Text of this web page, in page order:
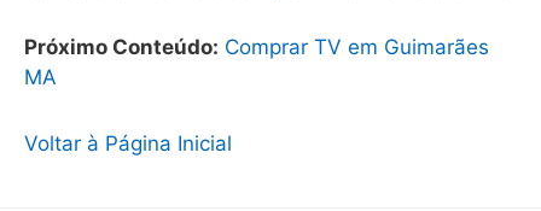
Próximo Conteúdo: Comprar TV em Guimarães
MA
Voltar à Página Inicial